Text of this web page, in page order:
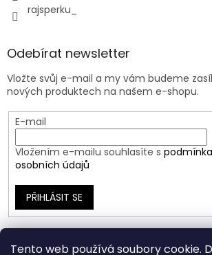
Tento web používá soubory cookie.
rajsperku_
Odebírat newsletter
Vložte svůj e-mail a my vám budeme
nových produktech na našem e-shopu.
E-mail
Vložením e-mailu souhlasíte s
osobních údajů
PŘIHLÁSIT SE